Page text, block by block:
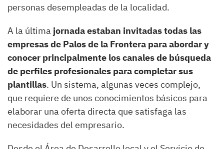
personas desempleadas de la localidad.
A la última jornada estaban invitadas todas las
empresas de Palos de la Frontera para abordar y
conocer principalmente los canales de búsqueda
de perfiles profesionales para completar sus
plantillas. Un sistema, algunas veces complejo,
que requiere de unos conocimientos básicos para
elaborar una oferta directa que satisfaga las
necesidades del empresario.